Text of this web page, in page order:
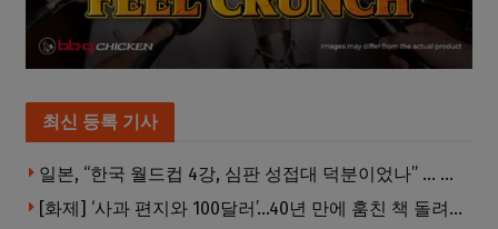
최신 등록 기사
일본, “한국 월드컵 4강, 심판 성접대 덕분이었나” … 의혹눈덩이
[화제] ‘사과 편지와 100달러’…40년 만에 훔친 책 돌려준 절도범